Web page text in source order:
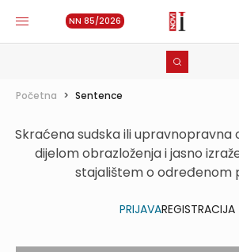
NN 85/2026
Početna > Sentence
Skraćena sudska ili upravnopravna
dijelom obrazloženja i jasno
stajalištem o određenom
PRIJAVAREGISTRACIJA